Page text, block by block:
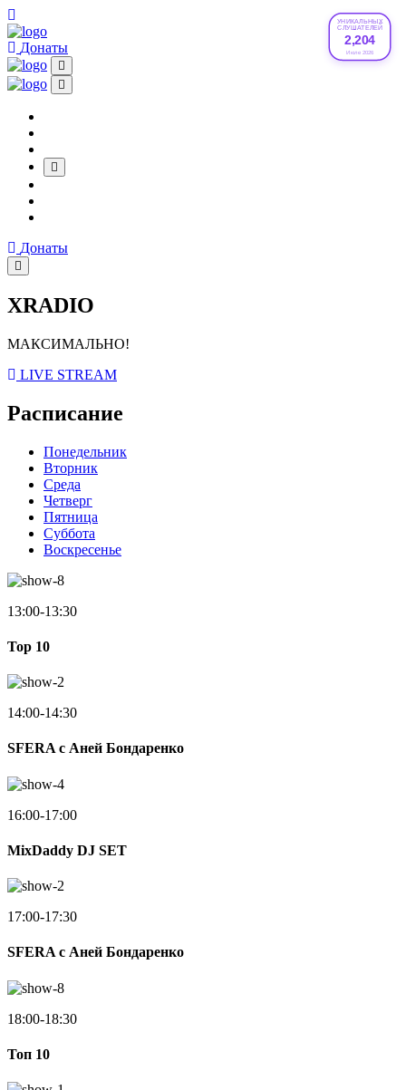
УНИКАЛЬНЫХ
СЛУШАТЕЛЕЙ
2,204
Июле 2026
Донаты
Донаты
XRADIO
МАКСИМАЛЬНО!
LIVE STREAM
Расписание
Понедельник
Вторник
Среда
Четверг
Пятница
Суббота
Воскресенье
13:00-13:30
Top 10
14:00-14:30
SFERA с Аней Бондаренко
16:00-17:00
MixDaddy DJ SET
17:00-17:30
SFERA с Аней Бондаренко
18:00-18:30
Toп 10